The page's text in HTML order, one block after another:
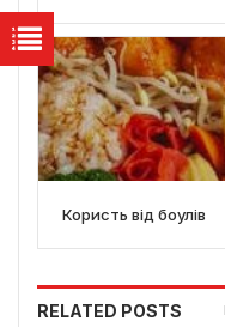
Користь від боулів
RELATED POSTS